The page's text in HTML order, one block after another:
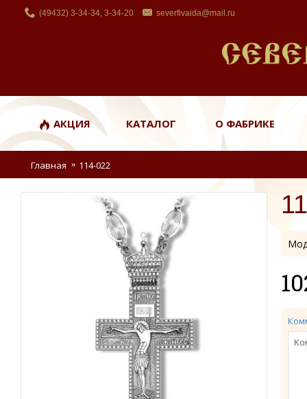
(49432) 3-34-34, 3-34-20 severfivaida@mail.ru
АКЦИЯ КАТАЛОГ О ФАБРИКЕ
Главная 114-022